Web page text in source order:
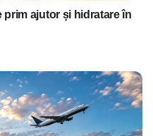
ajutor și hidratare în